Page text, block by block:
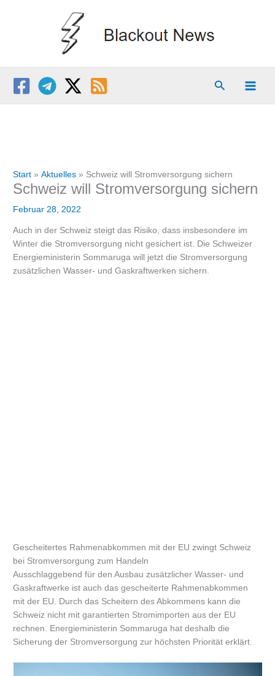
Suchen
Start Aktuelles Schweiz will Stromversorgung sichern
Schweiz will Stromversorgung sichern
Februar 28, 2022
Auch in der Schweiz steigt das Risiko, dass insbesondere im
Winter die Stromversorgung nicht gesichert ist. Die Schweizer
Energieministerin Sommaruga will jetzt die Stromversorgung
zusätzlichen Wasser- und Gaskraftwerken sichern.
Gescheitertes Rahmenabkommen mit der EU zwingt Schweiz
bei Stromversorgung zum Handeln
Ausschlaggebend für den Ausbau zusätzlicher Wasser- und
Gaskraftwerke ist auch das gescheiterte Rahmenabkommen
mit der EU. Durch das Scheitern des Abkommens kann die
Schweiz nicht mit garantierten Stromimporten aus der EU
rechnen. Energieministerin Sommaruga hat deshalb die
Sicherung der Stromversorgung zur höchsten Priorität erklärt.